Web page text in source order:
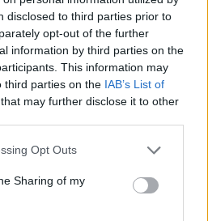
disclosed to third parties prior to
opt-out of the further
information by third parties on the
This information may
third parties on the IAB’s List of
that may further disclose it to other
Opt Outs
Sharing of my
szinthez, vagyis jónéhány
előző prognózisában...
tartalmazza: